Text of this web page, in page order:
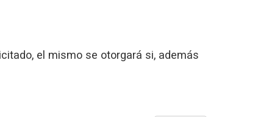
el mismo se otorgará si, además